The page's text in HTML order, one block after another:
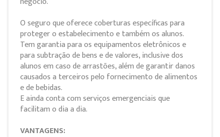
O seguro que oferece coberturas específicas para
proteger o estabelecimento e também os alunos.
Tem garantia para os equipamentos eletrônicos e
para subtração de bens e de valores, inclusive dos
alunos em caso de arrastões, além de garantir danos
causados a terceiros pelo fornecimento de alimentos
e de bebidas.
E ainda conta com serviços emergenciais que
facilitam o dia a dia.
VANTAGENS: